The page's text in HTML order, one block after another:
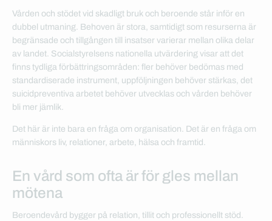
Vården och stödet vid skadligt bruk och beroende står inför en
dubbel utmaning. Behoven är stora, samtidigt som resurserna är
begränsade och tillgången till insatser varierar mellan olika delar
av landet. Socialstyrelsens nationella utvärdering visar att det
finns tydliga förbättringsområden: fler behöver bedömas med
standardiserade instrument, uppföljningen behöver stärkas, det
suicidpreventiva arbetet behöver utvecklas och vården behöver
bli mer jämlik.
Det här är inte bara en fråga om organisation. Det är en fråga om
människors liv, relationer, arbete, hälsa och framtid.
En vård som ofta är för gles mellan
mötena
Beroendevård bygger på relation, tillit och professionellt stöd.